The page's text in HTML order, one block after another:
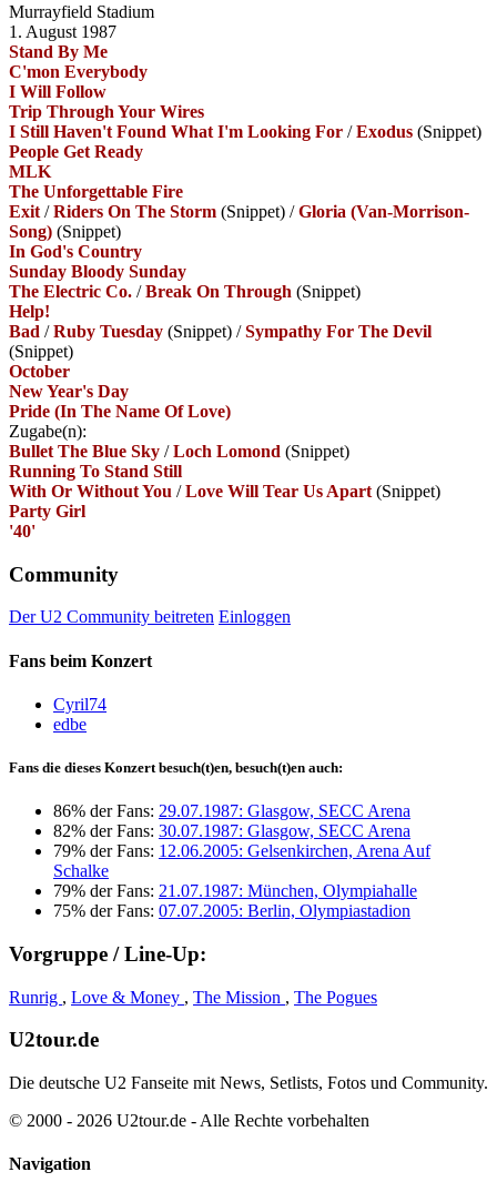
Murrayfield Stadium
1. August 1987
Stand By Me
C'mon Everybody
I Will Follow
Trip Through Your Wires
I Still Haven't Found What I'm Looking For /Exodus (Snippet)
People Get Ready
MLK
The Unforgettable Fire
Exit /Riders On The Storm (Snippet) /Gloria (Van-Morrison-
Song) (Snippet)
In God's Country
Sunday Bloody Sunday
The Electric Co. /Break On Through (Snippet)
Help!
Bad /Ruby Tuesday (Snippet) /Sympathy For The Devil
(Snippet)
October
New Year's Day
Pride (In The Name Of Love)
Zugabe(n):
Bullet The Blue Sky /Loch Lomond (Snippet)
Running To Stand Still
With Or Without You /Love Will Tear Us Apart (Snippet)
Party Girl
'40'
Community
Der U2 Community beitreten Einloggen
Fans beim Konzert
Cyril74
edbe
Fans die dieses Konzert besuch(t)en, besuch(t)en auch:
86% der Fans: 29.07.1987: Glasgow, SECC Arena
82% der Fans: 30.07.1987: Glasgow, SECC Arena
79% der Fans: 12.06.2005: Gelsenkirchen, Arena Auf
Schalke
79% der Fans: 21.07.1987: München, Olympiahalle
75% der Fans: 07.07.2005: Berlin, Olympiastadion
Vorgruppe / Line-Up:
Runrig , Love & Money , The Mission , The Pogues
U2tour.de
Die deutsche U2 Fanseite mit News, Setlists, Fotos und Community.
© 2000 - 2026 U2tour.de - Alle Rechte vorbehalten
Navigation